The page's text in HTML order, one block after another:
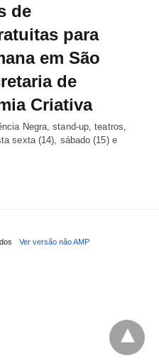
de
para
em São
de
Criativa
Negra, stand-up, teatros,
sexta (14), sábado (15) e
Ver versão não AMP